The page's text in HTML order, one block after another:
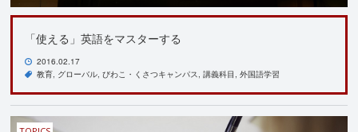
「使える」英語をマスターする
2016.02.17
教育 グローバル びわこ・くさつキャンパス 講義科目 外国語学習